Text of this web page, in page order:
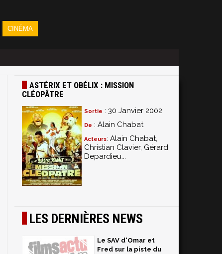
CINÉMA
ASTÉRIX ET OBÉLIX : MISSION
CLÉOPÂTRE
Sortie : 30 Janvier 2002
De : Alain Chabat
Acteurs: Alain Chabat,
Christian Clavier, Gérard
Depardieu...
LES DERNIÈRES NEWS
Le SAV d'Omar et
Fred sur la piste du